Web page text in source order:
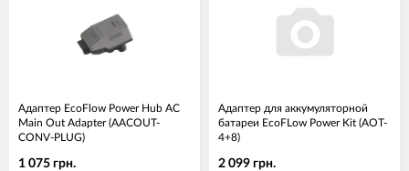
Адаптер EcoFlow Power Hub AC
Main Out Adapter (AACOUT-
CONV-PLUG)
1 075 грн.
Адаптер для аккумуляторной
батареи EcoFLow Power Kit (AOT-
4+8)
2 099 грн.